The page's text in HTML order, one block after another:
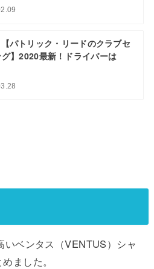
【パトリック・リードのクラブセ
グ】2020最新！ドライバーは
いベンタス（VENTUS）シャ
ました。